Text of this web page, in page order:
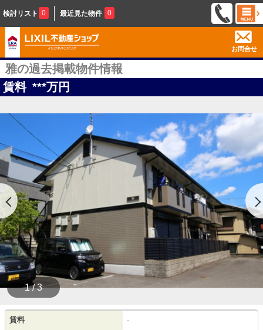
検討リスト 0 最近見た物件 0
お問合せ
雅の過去掲載物件情報
賃料 ***万円
1 / 3
賃料 -